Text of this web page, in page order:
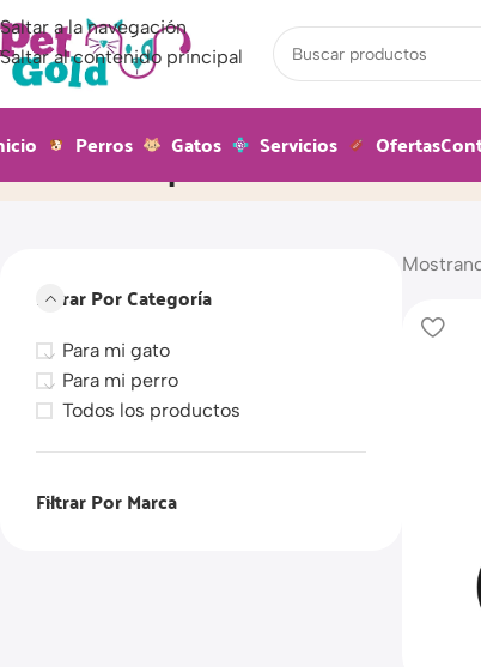
Saltar a la navegación
Saltar al contenido principal
Perros Gatos Servicios Ofertas
Isabelinos plásticos
Filtrar Por Categoría
Para mi gato
Para mi perro
Todos los productos
Filtrar Por Marca